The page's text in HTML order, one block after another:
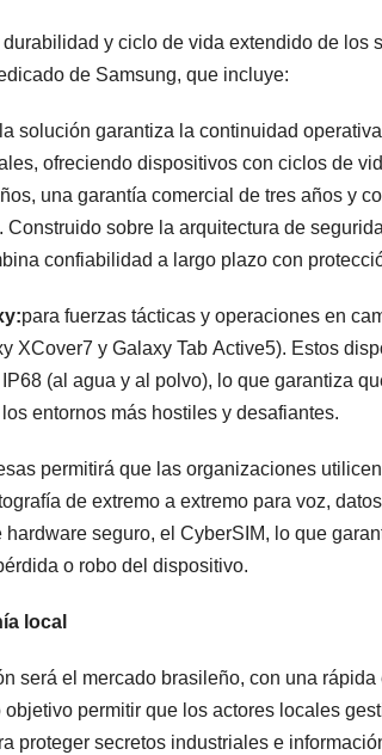
y ciclo de vida extendido de los
de Samsung, que incluye:
la solución garantiza la continuidad
ofreciendo dispositivos con ciclos de
una garantía comercial de tres años y
sobre la arquitectura de
confiabilidad a largo plazo con
para fuerzas tácticas y operaciones en
XCover7 y Galaxy Tab Active5). Estos
(al agua y al polvo), lo que garantiza
entornos más hostiles y desafiantes.
permitirá que las organizaciones
de extremo a extremo para voz,
seguro, el CyberSIM, lo que
o robo del dispositivo.
local
será el mercado brasileño, con una
objetivo permitir que los actores locales
proteger secretos industriales e